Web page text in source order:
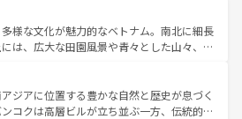
。判のスイーツなど、バラエティ豊かな料理
が味わえる。 なお、新着の台湾情報は コンテンツ一覧を参
延ばせば四季折々の自然美を楽しむことが
、キムチや焼肉、絶品のストリートフード
な韓国料理が待っている。夜には、韓国な
ながら、韓国の多彩な魅力を心ゆくまで味
わってみてほしい。 なお、新着の韓国情報はコンテンツ一
しい。
様な文化が魅力的なベトナム。南北に細長
は、広大な田園風景や青々とした山々、世
に伝統が息づく。ハノイの古い町並みやホ
ランス統治時代の建物も、独特の雰囲気を
。また、バラエティの豊かさとおいしさで
ジアに位置する豊かな自然と歴史が息づく
コクは高層ビルが立ち並ぶ一方、伝統的な